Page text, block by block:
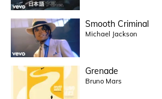
Smooth Criminal
Michael Jackson
Grenade
Bruno Mars